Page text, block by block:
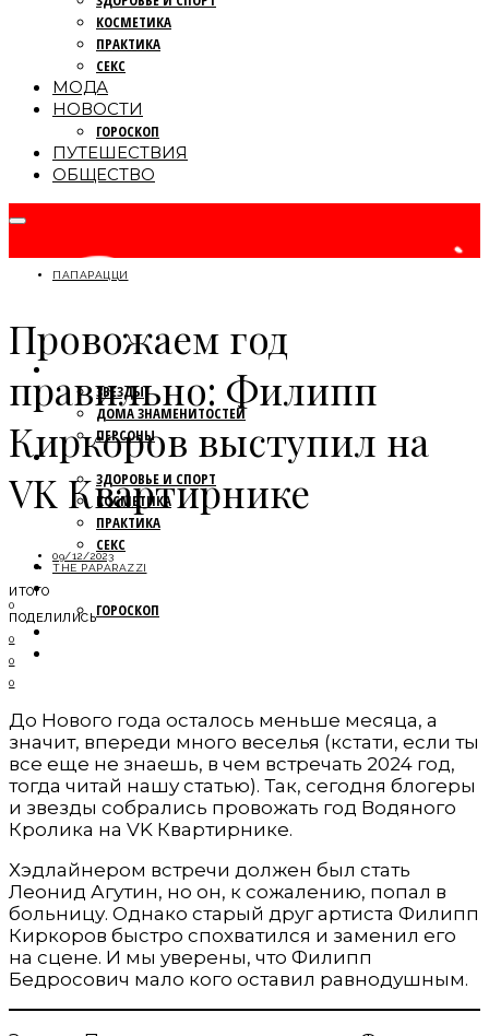
КОСМЕТИКА
ПРАКТИКА
СЕКС
МОДА
НОВОСТИ
ГОРОСКОП
ПУТЕШЕСТВИЯ
ОБЩЕСТВО
ЗВЕЗДЫ
ДОМА ЗНАМЕНИТОСТЕЙ
ПЕРСОНЫ
КРАСОТА
ЗДОРОВЬЕ И СПОРТ
КОСМЕТИКА
ПРАКТИКА
СЕКС
МОДА
ГОРОСКОП
ПАПАРАЦЦИ
Провожаем год
правильно: Филипп
Киркоров выступил на
VK Квартирнике
09/12/2023
THE PAPARAZZI
ИТОГО
0
ПОДЕЛИЛИСЬ
0
0
0
До Нового года осталось меньше месяца, а
значит, впереди много веселья (кстати, если ты
все еще не знаешь, в чем встречать 2024 год,
тогда читай нашу статью). Так, сегодня блогеры
и звезды собрались провожать год Водяного
Кролика на VK Квартирнике.
Хэдлайнером встречи должен был стать
Леонид Агутин, но он, к сожалению, попал в
больницу. Однако старый друг артиста Филипп
Киркоров быстро спохватился и заменил его
на сцене. И мы уверены, что Филипп
Бедросович мало кого оставил равнодушным.